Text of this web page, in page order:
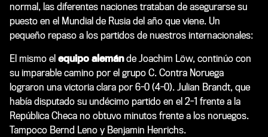
normal, las diferentes naciones trataban de asegurarse su
puesto en el Mundial de Rusia del año que viene. Un
pequeño repaso a los partidos de nuestros internacionales:
El mismo el equipo alemánde Joachim Löw, continúo con
su imparable camino por el grupo C. Contra Noruega
lograron una victoria clara por 6-0 (4-0). Julian Brandt, que
había disputado su undécimo partido en el 2-1 frente a la
República Checa no obtuvo minutos frente a los noruegos.
Tampoco Bernd Leno y Benjamin Henrichs.